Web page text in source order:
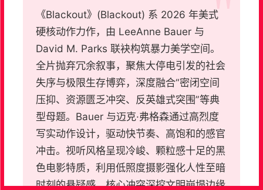
《Blackout》(Blackout) 系 2026 年美式
硬核动作力作，由 LeeAnne Bauer 与
David M. Parks 联袂构筑暴力美学空间。
全片抛弃冗余叙事，聚焦大停电引发的社会
失序与极限生存博弈，深度融合“密闭空间
压抑、资源匮乏冲突、反英雄式突围”等典
型母题。Bauer 与迈克·弗格森通过高烈度
写实动作设计，驱动快节奏、高饱和的感官
冲击。视听风格呈现冷峻、颗粒感十足的黑
色电影特质，利用低照度摄影强化人性至暗
时刻的悬疑感。核心冲突深挖文明崩塌边缘